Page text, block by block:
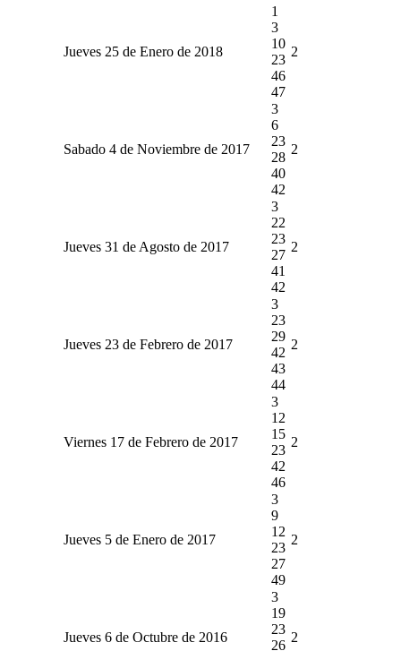
Jueves 25 de Enero de 2018
1
3
10
23
46
47
2
Sabado 4 de Noviembre de 2017
3
6
23
28
40
42
2
Jueves 31 de Agosto de 2017
3
22
23
27
41
42
2
Jueves 23 de Febrero de 2017
3
23
29
42
43
44
2
Viernes 17 de Febrero de 2017
3
12
15
23
42
46
2
Jueves 5 de Enero de 2017
3
9
12
23
27
49
2
Jueves 6 de Octubre de 2016
3
19
23
26
2